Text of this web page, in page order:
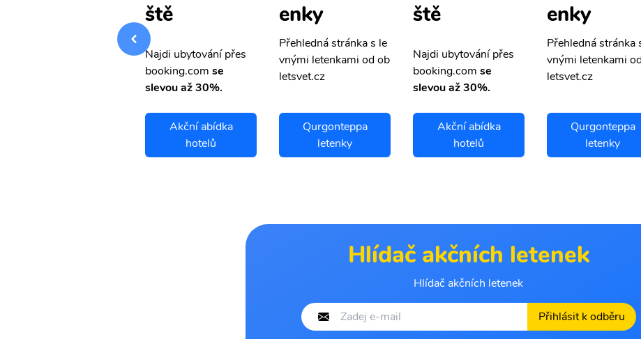
Přehledná stránka s le
ště
Najdi ubytování přes
booking.com se
slevou až 30%.
Akční abídka
hotelů
enky
Přehledná stránka s le
vnými letenkami od ob
letsvet.cz
Qurgonteppa
letenky
ště
Najdi ubytování přes
booking.com se
slevou až 30%.
Akční abídka
hotelů
enky
Přehledná stránka
vnými letenkami
letsvet.cz
Qurgonteppa
letenky
Hlídač akčních letenek
Hlídač akčních letenek
Přihlásit k odběru